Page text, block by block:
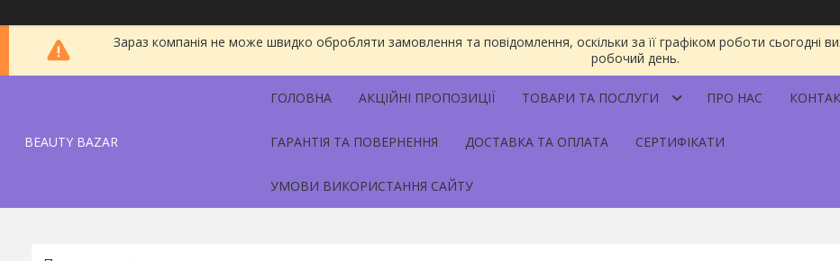
Зараз компанія не може швидко обробляти замовлення та повідомлення, оскільки за її графіком роботи сьогодні
робочий день.
BEAUTY BAZAR
ГОЛОВНА АКЦІЙНІ ПРОПОЗИЦІЇ ТОВАРИ ТА ПОСЛУГИ ПРО НАС
ГАРАНТІЯ ТА ПОВЕРНЕННЯ ДОСТАВКА ТА ОПЛАТА СЕРТИФІКАТИ
УМОВИ ВИКОРИСТАННЯ САЙТУ